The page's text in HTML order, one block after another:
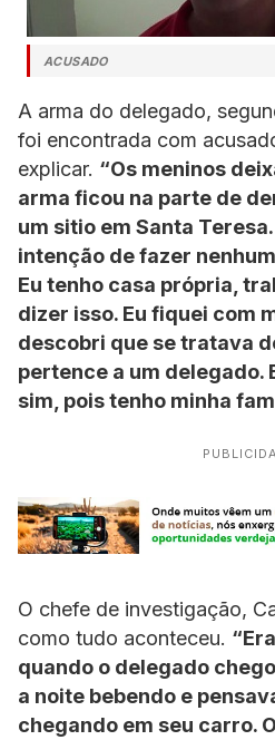
ACUSADO
A arma do delegado,
foi encontrada com
explicar. “Os meninos
arma ficou na parte de
um sitio em Santa
intenção de fazer
Eu tenho casa própria,
dizer isso. Eu fiquei com
descobri que se tratava
pertence a um delegado.
sim, pois tenho minha
O chefe de investigação,
como tudo aconteceu.
quando o delegado
a noite bebendo e
chegando em seu carro.